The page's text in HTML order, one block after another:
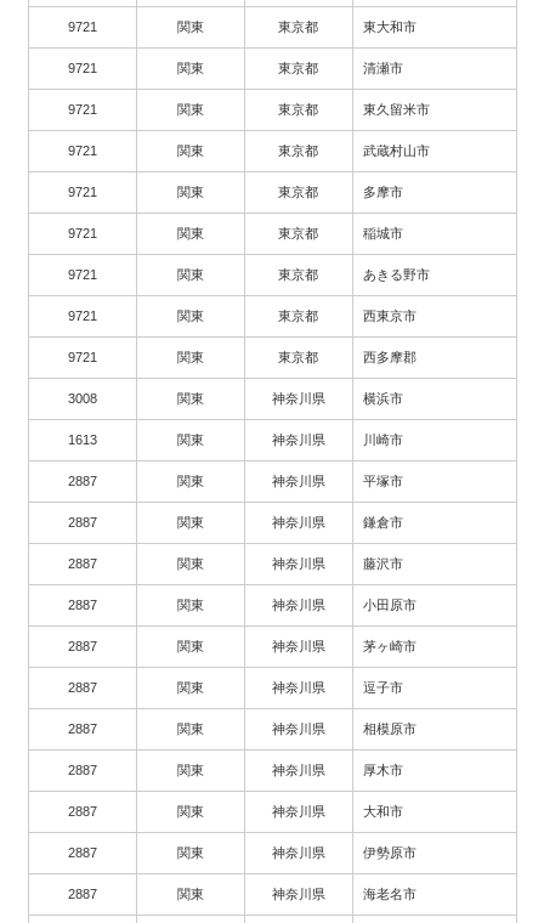
9721 関東 東京都 東大和市
9721 関東 東京都 清瀬市
9721 関東 東京都 東久留米市
9721 関東 東京都 武蔵村山市
9721 関東 東京都 多摩市
9721 関東 東京都 稲城市
9721 関東 東京都 あきる野市
9721 関東 東京都 西東京市
9721 関東 東京都 西多摩郡
3008 関東 神奈川県 横浜市
1613 関東 神奈川県 川崎市
2887 関東 神奈川県 平塚市
2887 関東 神奈川県 鎌倉市
2887 関東 神奈川県 藤沢市
2887 関東 神奈川県 小田原市
2887 関東 神奈川県 茅ヶ崎市
2887 関東 神奈川県 逗子市
2887 関東 神奈川県 相模原市
2887 関東 神奈川県 厚木市
2887 関東 神奈川県 大和市
2887 関東 神奈川県 伊勢原市
2887 関東 神奈川県 海老名市